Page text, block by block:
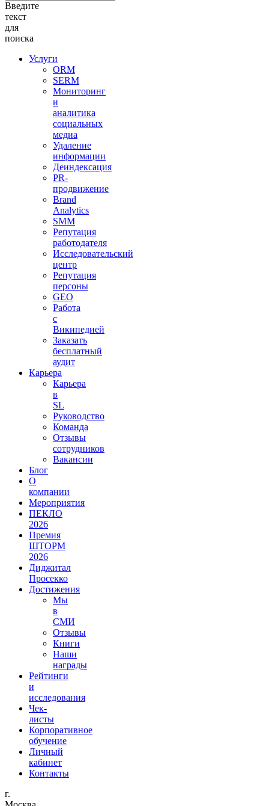
Введите
текст
для
поиска
Услуги
ORM
SERM
Мониторинг
и
аналитика
социальных
медиа
Удаление
информации
Деиндексация
PR-
продвижение
Brand
Analytics
SMM
Репутация
работодателя
Исследовательский
центр
Репутация
персоны
GEO
Работа
с
Википедией
Заказать
бесплатный
аудит
Карьера
Карьера
в
SL
Руководство
Команда
Отзывы
сотрудников
Вакансии
Блог
О
компании
Мероприятия
ПЕКЛО
2026
Премия
ШТОРМ
2026
Диджитал
Просекко
Достижения
Мы
в
СМИ
Отзывы
Книги
Наши
награды
Рейтинги
и
исследования
Чек-
листы
Корпоративное
обучение
Личный
кабинет
Контакты
г.